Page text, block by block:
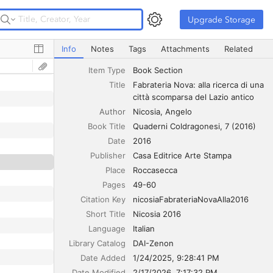
Upgrade Storage Upgrade Storage
Fabrateria Nova: alla ricerca di una città scomparsa del
Info Notes Tags Attachments Related
Item Type
Book Section
Title
Fabrateria Nova: alla ricerca di una
città scomparsa del Lazio antico
Author
Nicosia Angelo
Book Title
Quaderni Coldragonesi, 7 (2016)
Date
2016
Publisher
Casa Editrice Arte Stampa
Place
Roccasecca
Pages
49-60
Citation Key
nicosiaFabrateriaNovaAlla2016
Short Title
Nicosia 2016
Language
Italian
Library Catalog
DAI-Zenon
Date Added
1/24/2025, 9:28:41 PM